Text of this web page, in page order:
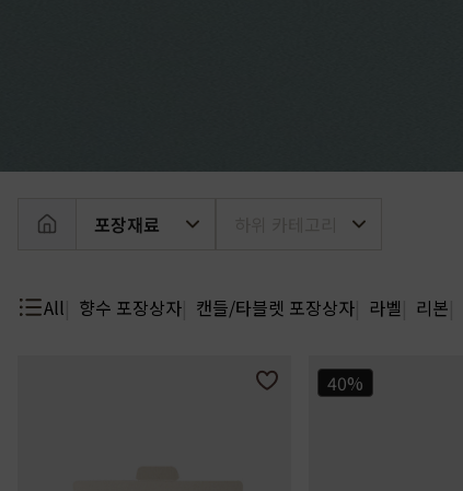
포장재료
All 향수 포장상자 캔들/타블렛 포장상자 라벨 리본
40%